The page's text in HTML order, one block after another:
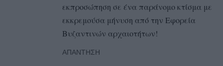
εκπροσώπηση σε ένα παράνομο κτίσμα με
εκκρεμούσα μήνυση από την Εφορεία
Βυζαντινών αρχαιοτήτων!
ΑΠΆΝΤΗΣΗ